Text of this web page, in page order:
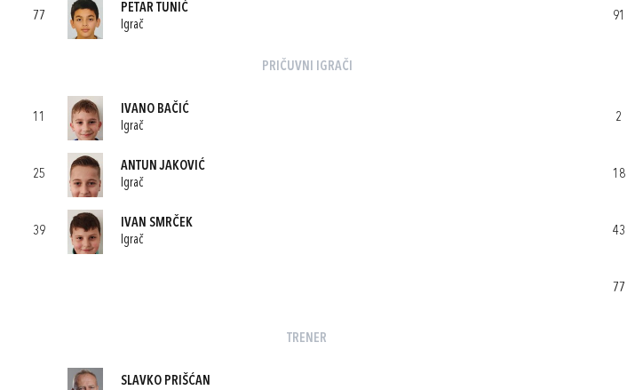
77
PETAR TUNIĆ
Igrač
PRIČUVNI IGRAČI
11
IVANO BAČIĆ
Igrač
25
ANTUN JAKOVIĆ
Igrač
39
IVAN SMRČEK
Igrač
TRENER
SLAVKO PRIŠĆAN
91
2
18
43
77